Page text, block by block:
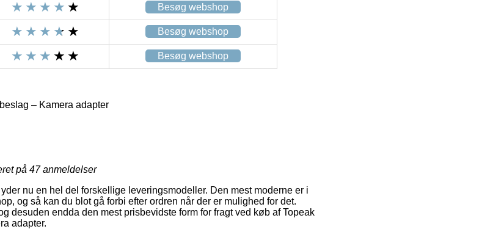
Besøg webshop
Besøg webshop
Besøg webshop
– Kamera adapter
på 47anmeldelser
nu en hel del forskellige leveringsmodeller. Den mest moderne er i
og så kan du blot gå forbi efter ordren når der er mulighed for det.
desuden endda den mest prisbevidste form for fragt ved køb af Topeak
adapter.